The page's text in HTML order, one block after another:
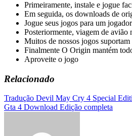
Primeiramente, instale e jogue
Em seguida, os downloads de
Jogue seus jogos para um
Posteriormente, viagem de
Muitos de nossos jogos
Finalmente O Origin mantém
Aproveite o jogo
Relacionado
Navegação
de
Tradução Devil May Cry 4 Special
Gta 4 Download Edição completa